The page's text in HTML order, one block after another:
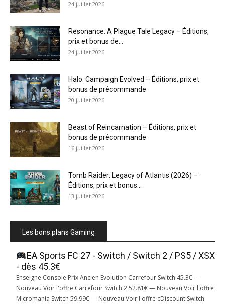
24 juillet 2026
Resonance: A Plague Tale Legacy – Éditions,
prix et bonus de...
24 juillet 2026
Halo: Campaign Evolved – Éditions, prix et
bonus de précommande
20 juillet 2026
Beast of Reincarnation – Éditions, prix et
bonus de précommande
16 juillet 2026
Tomb Raider: Legacy of Atlantis (2026) –
Éditions, prix et bonus...
13 juillet 2026
Les bons plans Gaming
EA Sports FC 27 - Switch / Switch 2 / PS5 / XSX
- dès 45.3€
Enseigne Console Prix Ancien Evolution Carrefour Switch 45.3€ —
Nouveau Voir l'offre Carrefour Switch 2 52.81€ — Nouveau Voir l'offre
Micromania Switch 59.99€ — Nouveau Voir l'offre cDiscount Switch